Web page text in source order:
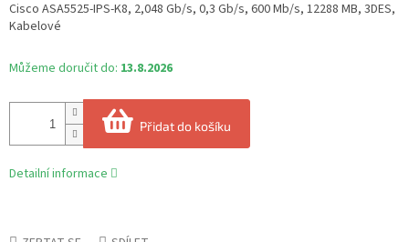
cena:
Můžeme doručit do: 13.8.2026
Přidat do košíku
Cisco ASA5525-IPS-K8, 2,048 Gb/s, 0,3 Gb/s, 600 Mb/s, 12288 MB, 3DES,
Kabelové
Detailní informace